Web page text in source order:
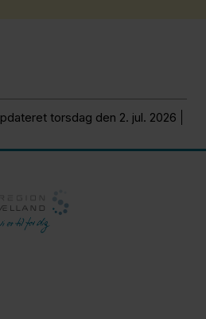
Opdateret torsdag den 2. jul. 2026